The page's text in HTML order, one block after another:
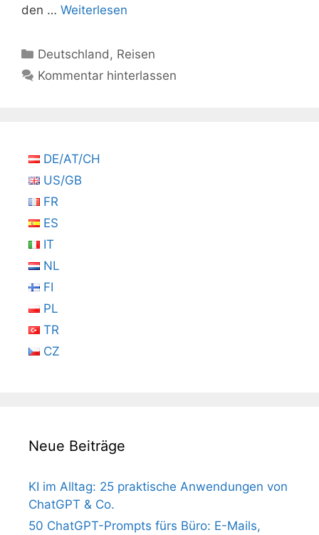
den … Weiterlesen
Kategorien
Deutschland , Reisen
Kommentar hinterlassen
DE/AT/CH
US/GB
FR
ES
IT
NL
FI
PL
TR
CZ
Neue Beiträge
KI im Alltag: 25 praktische Anwendungen von
ChatGPT & Co.
50 ChatGPT-Prompts fürs Büro: E-Mails,